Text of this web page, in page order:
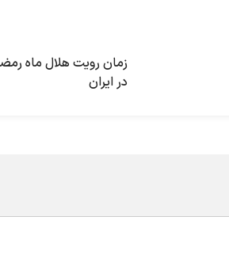
زمان رویت هلال ماه
در ایران